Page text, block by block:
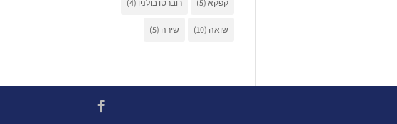
קפקא (5) רוברטו בולניו (4)
שואה (10) שירה (5)